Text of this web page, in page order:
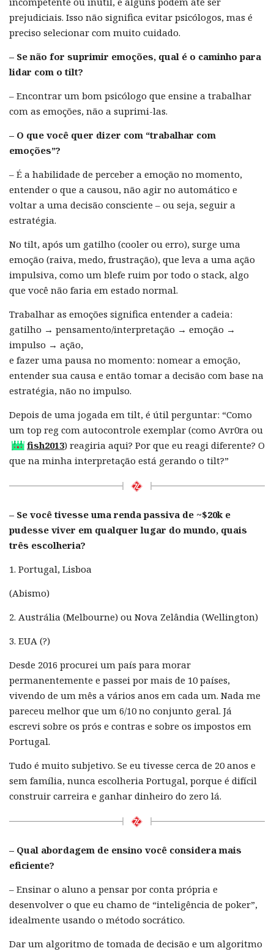
prejudiciais. Isso não significa evitar psicólogos, mas é
preciso selecionar com muito cuidado.
– Se não for suprimir emoções, qual é o caminho para
lidar com o tilt?
– Encontrar um bom psicólogo que ensine a trabalhar
com as emoções, não a suprimi-las.
– O que você quer dizer com “trabalhar com
emoções”?
– É a habilidade de perceber a emoção no momento,
entender o que a causou, não agir no automático e
voltar a uma decisão consciente – ou seja, seguir a
estratégia.
No tilt, após um gatilho (cooler ou erro), surge uma
emoção (raiva, medo, frustração), que leva a uma ação
impulsiva, como um blefe ruim por todo o stack, algo
que você não faria em estado normal.
Trabalhar as emoções significa entender a cadeia:
gatilho → pensamento/interpretação → emoção →
impulso → ação,
e fazer uma pausa no momento: nomear a emoção,
entender sua causa e então tomar a decisão com base na
estratégia, não no impulso.
Depois de uma jogada em tilt, é útil perguntar: “Como
um top reg com autocontrole exemplar (como Avr0ra ou
fish2013) reagiria aqui? Por que eu reagi diferente? O
que na minha interpretação está gerando o tilt?”
– Se você tivesse uma renda passiva de ~$20k e
pudesse viver em qualquer lugar do mundo, quais
três escolheria?
1. Portugal, Lisboa
(Abismo)
2. Austrália (Melbourne) ou Nova Zelândia (Wellington)
3. EUA (?)
Desde 2016 procurei um país para morar
permanentemente e passei por mais de 10 países,
vivendo de um mês a vários anos em cada um. Nada me
pareceu melhor que um 6/10 no conjunto geral. Já
escrevi sobre os prós e contras e sobre os impostos em
Portugal.
Tudo é muito subjetivo. Se eu tivesse cerca de 20 anos e
sem família, nunca escolheria Portugal, porque é difícil
construir carreira e ganhar dinheiro do zero lá.
– Qual abordagem de ensino você considera mais
eficiente?
– Ensinar o aluno a pensar por conta própria e
desenvolver o que eu chamo de “inteligência de poker”,
idealmente usando o método socrático.
Dar um algoritmo de tomada de decisão e um algoritmo